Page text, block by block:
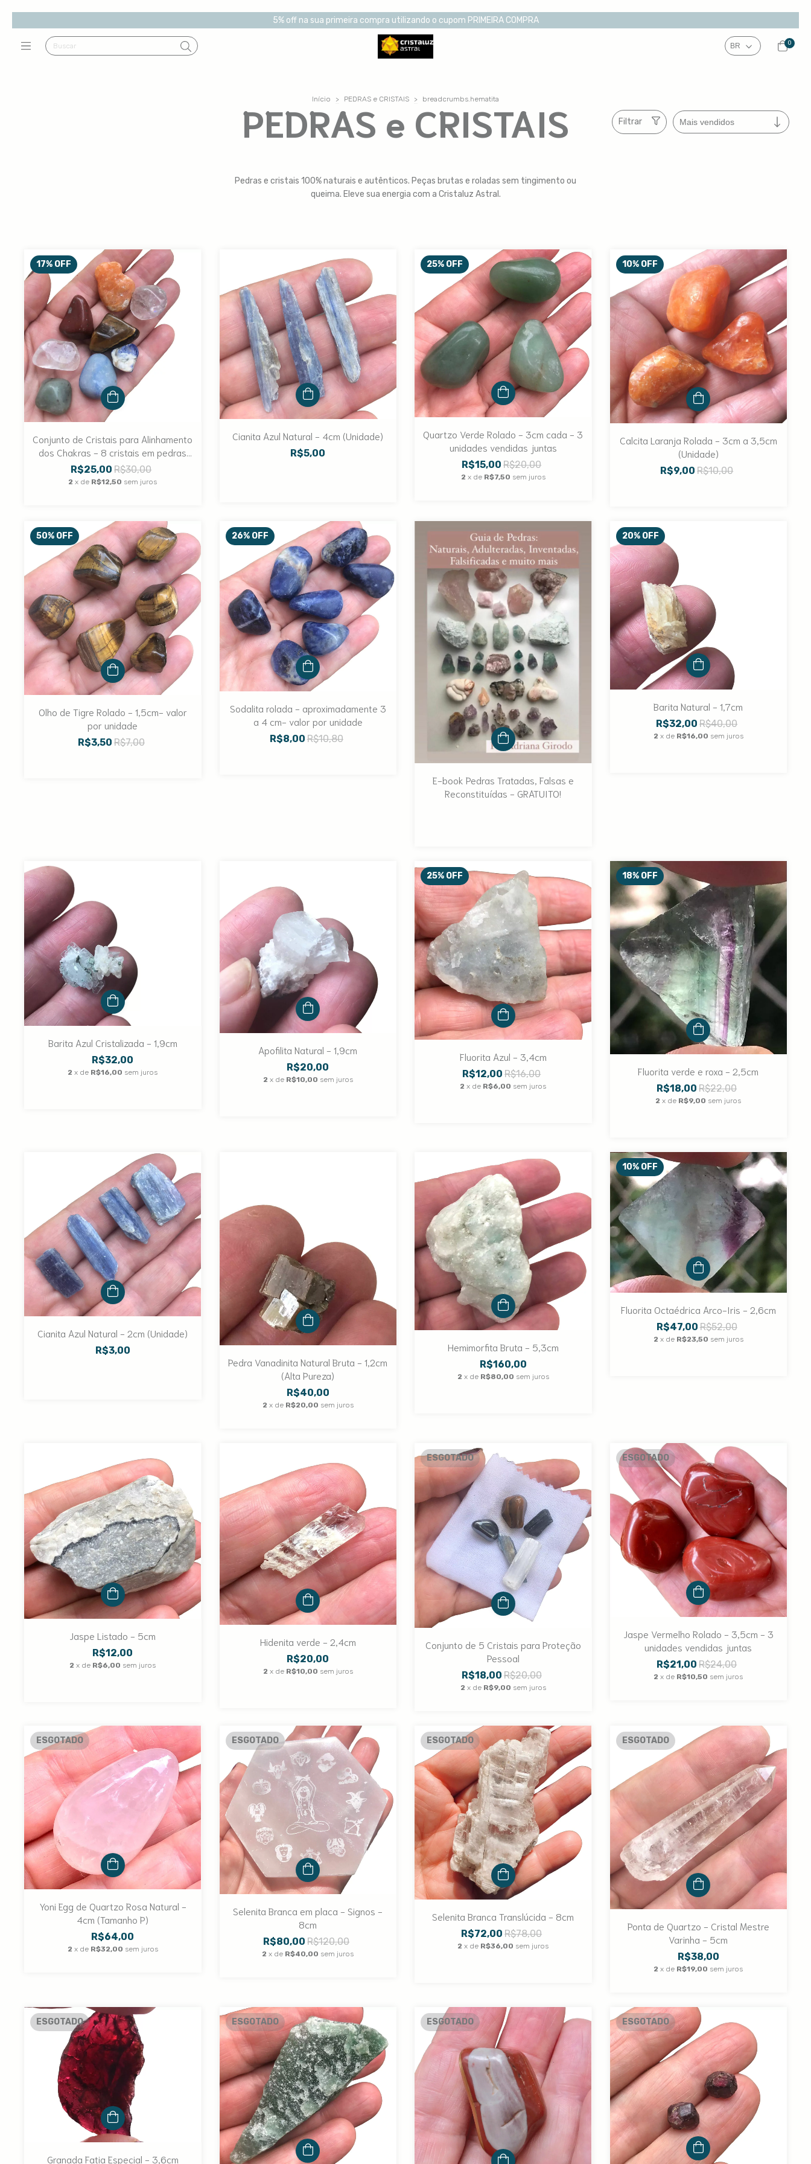
5% off na sua primeira compra utilizando o cupom PRIMEIRA COMPRA
0
Início > PEDRAS e CRISTAIS > breadcrumbs.hematita
PEDRAS e CRISTAIS
Pedras e cristais 100% naturais e autênticos. Peças brutas e roladas sem tingimento ou
queima. Eleve sua energia com a Cristaluz Astral.
Filtrar
17% OFF
Conjunto de Cristais para Alinhamento
dos Chakras - 8 cristais em pedras
roladas vendidos juntos
R$25,00R$30,00
2 x de R$12,50 sem juros
Cianita Azul Natural - 4cm (Unidade)
R$5,00
25% OFF
Quartzo Verde Rolado - 3cm cada - 3
unidades vendidas juntas
R$15,00R$20,00
2 x de R$7,50 sem juros
10% OFF
Calcita Laranja Rolada - 3cm a 3,5cm
(Unidade)
R$9,00R$10,00
50% OFF
Olho de Tigre Rolado - 1,5cm- valor
por unidade
R$3,50 R$7,00
26% OFF
Sodalita rolada - aproximadamente 3
a 4 cm- valor por unidade
R$8,00 R$10,80
E-book Pedras Tratadas, Falsas e
Reconstituídas - GRATUITO!
20% OFF
Barita Natural - 1,7cm
R$32,00R$40,00
2 x de R$16,00 sem juros
Barita Azul Cristalizada - 1,9cm
R$32,00
2 x de R$16,00 sem juros
Apofilita Natural - 1,9cm
R$20,00
2 x de R$10,00 sem juros
25% OFF
Fluorita Azul - 3,4cm
R$12,00R$16,00
2 x de R$6,00 sem juros
18% OFF
Fluorita verde e roxa - 2,5cm
R$18,00R$22,00
2 x de R$9,00 sem juros
Cianita Azul Natural - 2cm (Unidade)
R$3,00
Pedra Vanadinita Natural Bruta - 1,2cm
(Alta Pureza)
R$40,00
2 x de R$20,00 sem juros
Hemimorfita Bruta - 5,3cm
R$160,00
2 x de R$80,00 sem juros
10% OFF
Fluorita Octaédrica Arco-Iris - 2,6cm
R$47,00 R$52,00
2 x de R$23,50 sem juros
Jaspe Listado - 5cm
R$12,00
2 x de R$6,00 sem juros
Hidenita verde - 2,4cm
R$20,00
2 x de R$10,00 sem juros
ESGOTADO
Conjunto de 5 Cristais para Proteção
Pessoal
R$18,00 R$20,00
2 x de R$9,00 sem juros
ESGOTADO
Jaspe Vermelho Rolado - 3,5cm - 3
unidades vendidas juntas
R$21,00R$24,00
2 x de R$10,50 sem juros
ESGOTADO
Yoni Egg de Quartzo Rosa Natural -
4cm (Tamanho P)
R$64,00
2 x de R$32,00 sem juros
ESGOTADO
Selenita Branca em placa - Signos -
8cm
R$80,00R$120,00
2 x de R$40,00 sem juros
ESGOTADO
Selenita Branca Translúcida - 8cm
R$72,00R$78,00
2 x de R$36,00 sem juros
ESGOTADO
Ponta de Quartzo - Cristal Mestre
Varinha - 5cm
R$38,00
2 x de R$19,00 sem juros
ESGOTADO
Granada Fatia Especial - 3,6cm
ESGOTADO ESGOTADO ESGOTADO